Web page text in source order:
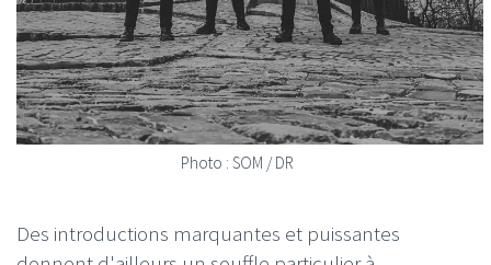
Photo : SOM / DR
Des introductions marquantes et puissantes